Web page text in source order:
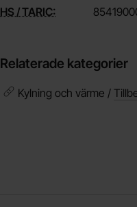
HS / TARIC:
Relaterade kategorier
Kylning och värme /